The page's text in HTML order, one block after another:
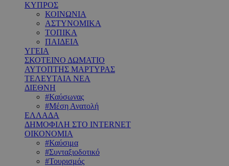
ΚΥΠΡΟΣ
ΚΟΙΝΩΝΙΑ
ΑΣΤΥΝΟΜΙΚΑ
ΤΟΠΙΚΑ
ΠΑΙΔΕΙΑ
ΥΓΕΙΑ
ΣΚΟΤΕΙΝΟ ΔΩΜΑΤΙΟ
ΑΥΤΟΠΤΗΣ ΜΑΡΤΥΡΑΣ
ΤΕΛΕΥΤΑΙΑ ΝΕΑ
ΔΙΕΘΝΗ
#Καύσωνας
#Μέση Ανατολή
ΕΛΛΑΔΑ
ΔΗΜΟΦΙΛΗ ΣΤΟ INTERNET
ΟΙΚΟΝΟΜΙΑ
#Καύσιμα
#Συνταξιοδοτικό
#Τουρισμός